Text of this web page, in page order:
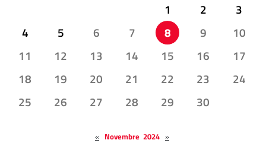
1 2
3
4
5 6 7 8 9
10
11
12 13 14 15 16
17
18
19 20 21 22 23
24
25
26 27 28 29 30
« Novembre 2024 »